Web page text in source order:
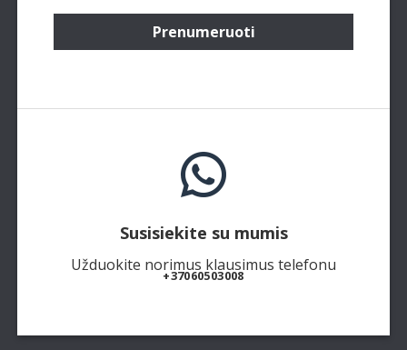
Prenumeruoti
Susisiekite su mumis
Užduokite norimus klausimus telefonu
+37060503008